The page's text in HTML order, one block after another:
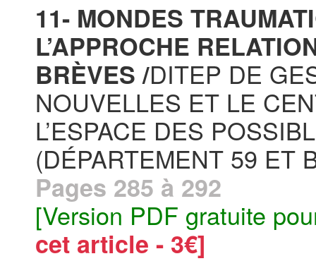
11- MONDES
L’APPROCHE
BRÈVES /DITEP DE
NOUVELLES ET LE
L’ESPACE DES
(DÉPARTEMENT 59 ET
Pages 285 à 292
[Version PDF gratuite
cet article - 3€]